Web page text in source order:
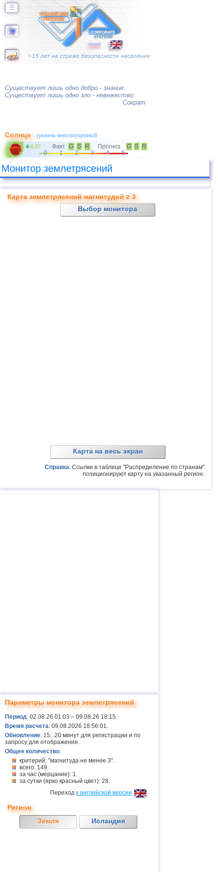
☰
Существует лишь одно добро - знание.
Существует лишь одно зло - невежество.
Сократ
Солнце- уровень невозмущенный
4-0.67 Факт G S R Прогноз G S
R
0
1 2 3 4 5
Монитор землетрясений
Карта землетрясений магнитудой ≥ 3
Выбор монитора
Карта на весь экран
Справка: Ссылки в таблице "Распределение по странам"
позиционируют карту на указанный регион.
Параметры монитора землетрясений
Период: 02.08.26 01:03 – 09.08.26 18:15.
Время расчета: 09.08.2026 18:56:01.
Обновление: 15...20 минут для регистрации и по
запросу для отображения.
Общее количество:
критерий: "магнитуда не менее 3".
всего: 149.
за час (мерцание): 1.
за сутки (ярко красный цвет): 28.
Переход к английской версии
Регион
Земля
Исландия